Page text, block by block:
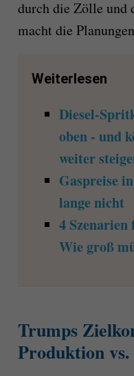
durch die Zölle und
macht die
Weiterlesen
Diesel-
oben - und
weiter
Gaspreise
lange nicht
4
Wie groß
Trumps
Produktion